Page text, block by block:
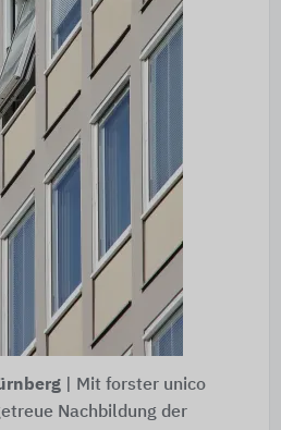
| Mit forster unico
Nachbildung der